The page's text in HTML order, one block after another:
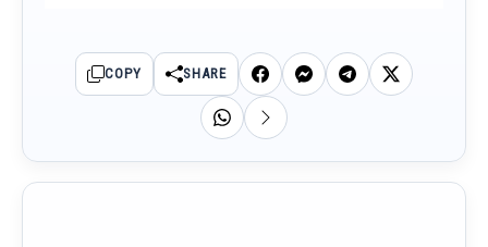
COPY SHARE